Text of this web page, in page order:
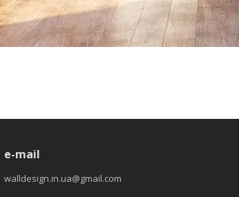
e-mail
walldesign.in.ua@gmail.com